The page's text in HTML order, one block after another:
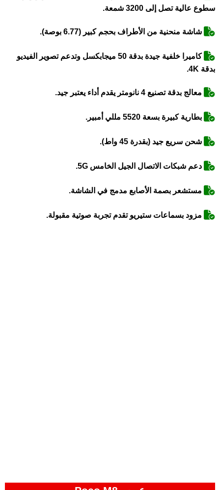
سطوع عالية تصل إلى 3200 شمعة.
شاشة منحنية من الأطراف بحجم كبير (6.77 بوصة).
كاميرا خلفية جيدة بدقة 50 ميجابكسل وتدعم تصوير الفيديو
بدقة 4K.
معالج بدقة تصنيع 4 نانومتر يقدم أداء يعتبر جيد.
بطارية كبيرة بسعة 5520 مللي أمبير.
شحن سريع جيد (بقدرة 45 واط).
دعم شبكات الاتصال الجيل الخامس 5G.
مستشعر بصمة الأصابع مدمج في الشاشة.
مزود بسماعات ستيريو تقدم تجربة صوتية مقبولة.